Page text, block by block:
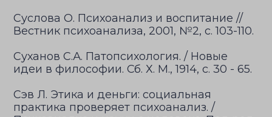
Суслова О. Психоанализ и воспитание //
Вестник психоанализа, 2001, №2, с. 103-110.
Суханов С.А. Патопсихология. / Новые
идеи в философии. Сб. Х. М., 1914, с. 30 - 65.
Сэв Л. Этика и деньги: социальная
практика проверяет психоанализ. /